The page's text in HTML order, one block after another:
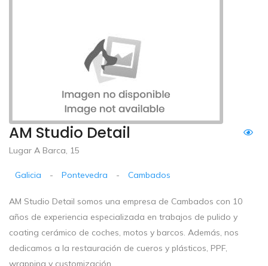
AM Studio Detail
Lugar A Barca, 15
Galicia - Pontevedra - Cambados
AM Studio Detail somos una empresa de Cambados con 10
años de experiencia especializada en trabajos de pulido y
coating cerámico de coches, motos y barcos. Además, nos
dedicamos a la restauración de cueros y plásticos, PPF,
wrapping y customización.